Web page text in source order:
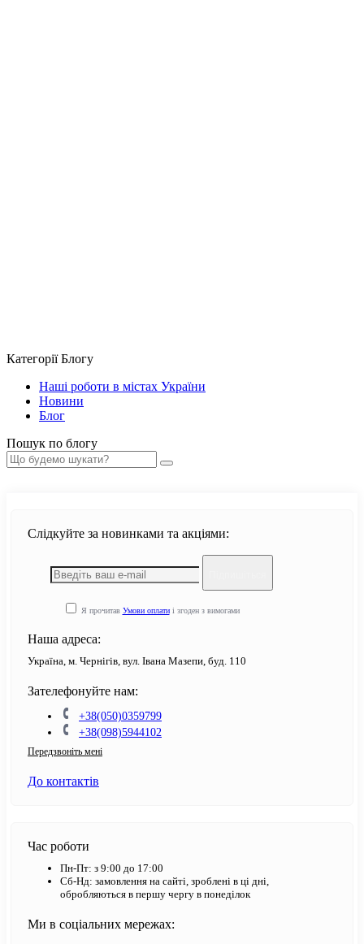
Категорії Блогу
Наші роботи в містах України
Новини
Блог
Пошук по блогу
Слідкуйте за новинками та акціями:
Я прочитав Умови оплатиі згоден з вимогами
Наша адреса:
Україна, м. Чернігів, вул. Івана Мазепи, буд. 110
Зателефонуйте нам:
+38(050)0359799
+38(098)5944102
Передзвоніть мені
До контактів
Час роботи
Пн-Пт: з 9:00 до 17:00
Сб-Нд: замовлення на сайті, зроблені в ці дні,
обробляються в першу чергу в понеділок
Ми в соціальних мережах: